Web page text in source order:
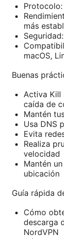
Protocolo:
más
macOS,
Buenas
Activa Kill
caída de
Mantén
Usa DNS
Evita
Realiza
velocidad
Mantén
ubicación
Guía rápida
Cómo
descarga
NordVPN